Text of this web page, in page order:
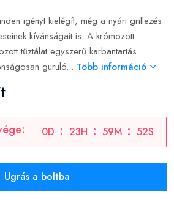
igényt kielégít, még a nyári grillezés
kívánságait is. A krómozott
tűztálat egyszerű karbantartás
guruló... Több információ
0D 23H 59M 51S
Ugrás a boltba